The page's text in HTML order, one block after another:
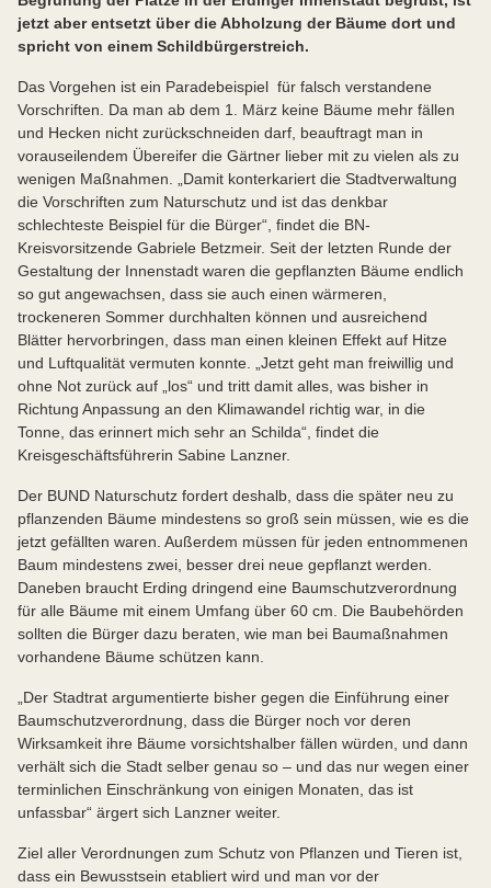
jetzt aber entsetzt über die Abholzung der Bäume dort und
spricht von einem Schildbürgerstreich.
Das Vorgehen ist ein Paradebeispiel für falsch verstandene
Vorschriften. Da man ab dem 1. März keine Bäume mehr fällen
und Hecken nicht zurückschneiden darf, beauftragt man in
vorauseilendem Übereifer die Gärtner lieber mit zu vielen als zu
wenigen Maßnahmen. „Damit konterkariert die Stadtverwaltung
die Vorschriften zum Naturschutz und ist das denkbar
schlechteste Beispiel für die Bürger“, findet die BN-
Kreisvorsitzende Gabriele Betzmeir. Seit der letzten Runde der
Gestaltung der Innenstadt waren die gepflanzten Bäume endlich
so gut angewachsen, dass sie auch einen wärmeren,
trockeneren Sommer durchhalten können und ausreichend
Blätter hervorbringen, dass man einen kleinen Effekt auf Hitze
und Luftqualität vermuten konnte. „Jetzt geht man freiwillig und
ohne Not zurück auf „los“ und tritt damit alles, was bisher in
Richtung Anpassung an den Klimawandel richtig war, in die
Tonne, das erinnert mich sehr an Schilda“, findet die
Kreisgeschäftsführerin Sabine Lanzner.
Der BUND Naturschutz fordert deshalb, dass die später neu zu
pflanzenden Bäume mindestens so groß sein müssen, wie es die
jetzt gefällten waren. Außerdem müssen für jeden entnommenen
Baum mindestens zwei, besser drei neue gepflanzt werden.
Daneben braucht Erding dringend eine Baumschutzverordnung
für alle Bäume mit einem Umfang über 60 cm. Die Baubehörden
sollten die Bürger dazu beraten, wie man bei Baumaßnahmen
vorhandene Bäume schützen kann.
„Der Stadtrat argumentierte bisher gegen die Einführung einer
Baumschutzverordnung, dass die Bürger noch vor deren
Wirksamkeit ihre Bäume vorsichtshalber fällen würden, und dann
verhält sich die Stadt selber genau so – und das nur wegen einer
terminlichen Einschränkung von einigen Monaten, das ist
unfassbar“ ärgert sich Lanzner weiter.
Ziel aller Verordnungen zum Schutz von Pflanzen und Tieren ist,
dass ein Bewusstsein etabliert wird und man vor der